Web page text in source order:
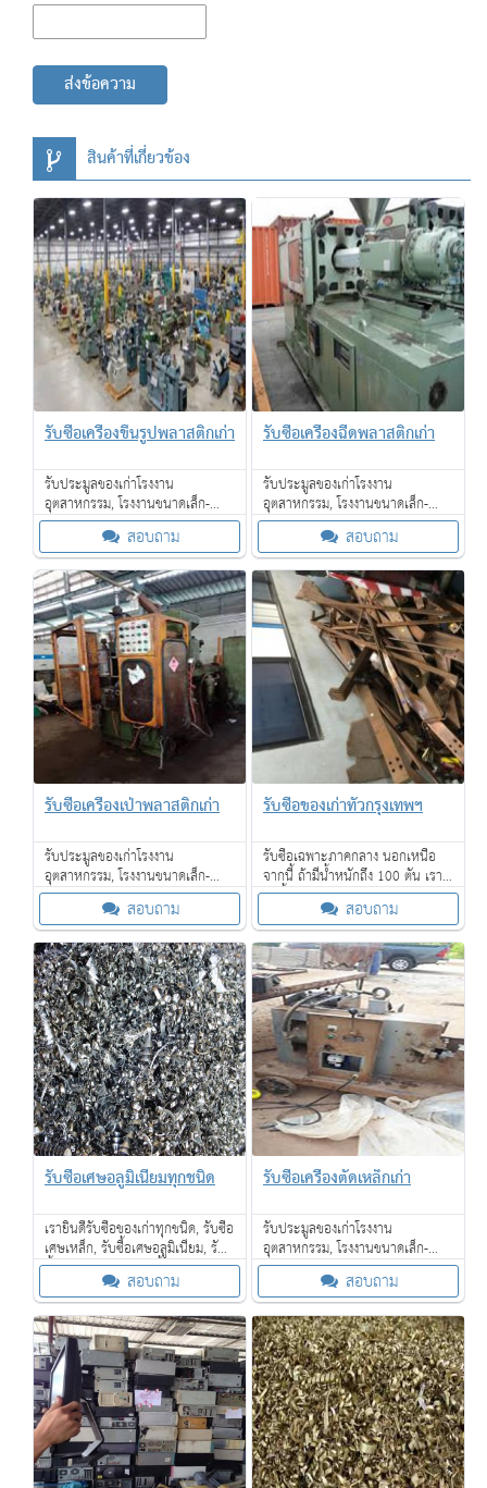
ส่งข้อความ
สินค้าที่เกี่ยวข้อง
รับซื้อเครื่องขึ้นรูปพลาสติกเก่า
รับประมูลของเก่าโรงงาน
อุตสาหกรรม, โรงงานขนาดเล็ก-
ขนาดใหญ่, โรงแรม, โรงงาน SME,
ร้านค้า รับซื้อเครื่องจักรเก่าขนาด
ใหญ่ให้ราคาดี
สอบถาม
รับซื้อเครื่องฉีดพลาสติกเก่า
รับประมูลของเก่าโรงงาน
อุตสาหกรรม, โรงงานขนาดเล็ก-
ขนาดใหญ่, โรงแรม, โรงงาน SME,
ร้านค้า รับซื้อเครื่องจักรเก่าขนาด
ใหญ่ให้ราคาดี
สอบถาม
รับซื้อเครื่องเป่าพลาสติกเก่า
รับประมูลของเก่าโรงงาน
อุตสาหกรรม, โรงงานขนาดเล็ก-
ขนาดใหญ่, โรงแรม, โรงงาน SME,
ร้านค้า รับซื้อเครื่องจักรเก่าขนาด
ใหญ่ให้ราคาดี
สอบถาม
รับซื้อของเก่าทั่วกรุงเทพฯ
รับซื้อเฉพาะภาคกลาง นอกเหนือ
จากนี้ ถ้ามีน้ำหนักถึง 100 ตัน เราก็
รับซื้อครับ สอบถาม
รับซื้อเศษอลูมิเนียมทุกชนิด
เรายินดีรับซื้อของเก่าทุกชนิด, รับซื้อ
เศษเหล็ก, รับซื้อเศษอลูมิเนียม, รับ
ซื้อเศษสแตนเลส, รับซื้อเศษ
ทองแดง, รับซื้อเศษทองเหลือง
เป็นต้น
สอบถาม
รับซื้อเครื่องตัดเหล็กเก่า
รับประมูลของเก่าโรงงาน
อุตสาหกรรม, โรงงานขนาดเล็ก-
ขนาดใหญ่, โรงแรม, โรงงาน SME,
ร้านค้า รับซื้อเครื่องจักรเก่าขนาด
ใหญ่ให้ราคาดี
สอบถาม